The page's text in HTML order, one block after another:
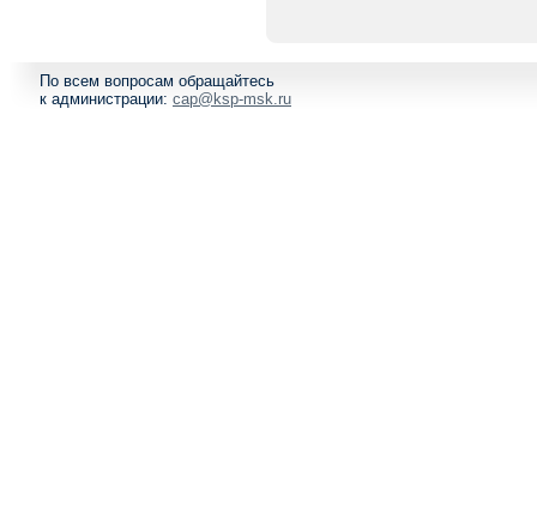
По всем вопросам обращайтесь
к администрации: cap@ksp-msk.ru